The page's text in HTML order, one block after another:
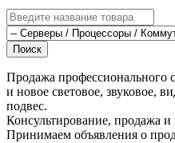
Поиск
Продажа профессионального
и новое световое, звуковое,
подвес.
Консультирование, продажа
Принимаем объявления о